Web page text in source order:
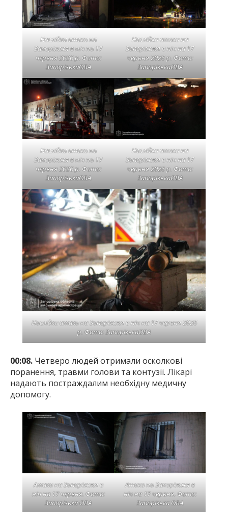
Наслідки атаки на
Запоріжжя в ніч на 17
червня 2026 р. Фото:
ЗапорізькаОВА
Наслідки атаки на
Запоріжжя в ніч на 17
червня 2026 р. Фото:
ЗапорізькаОВА
Наслідки атаки на
Запоріжжя в ніч на 17
червня 2026 р. Фото:
ЗапорізькаОВА
Наслідки атаки на
Запоріжжя в ніч на 17
червня 2026 р. Фото:
ЗапорізькаОВА
Наслідки атаки на Запоріжжя в ніч на 17 червня 2026
р. Фото: ЗапорізькаОВА
00:08. Четверо людей отримали осколкові
поранення, травми голови та контузії. Лікарі
надають постраждалим необхідну медичну
допомогу.
Атака на Запоріжжя в
ніч на 17 червня. Фото:
Запорізька ОВА
Атака на Запоріжжя в
ніч на 17 червня. Фото:
Запорізька ОВА